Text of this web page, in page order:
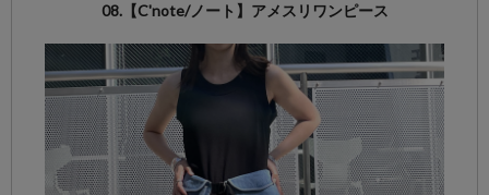
08.【C'note/ノート】アメスリワンピース